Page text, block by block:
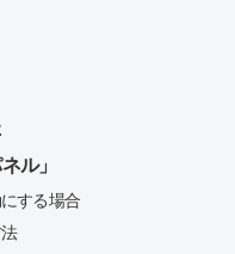
ル」
する場合